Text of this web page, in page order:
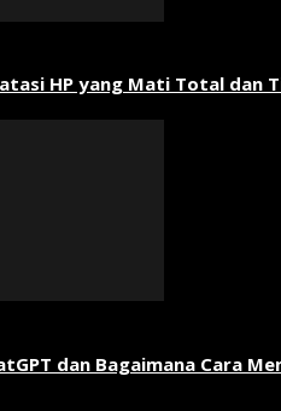
HP yang Mati Total dan
dan Bagaimana Cara